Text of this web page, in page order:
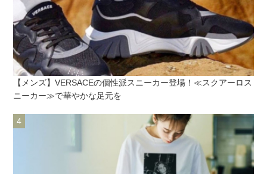
【メンズ】VERSACEの個性派スニーカー登場！≪スクアーロス
ニーカー≫で華やかな足元を